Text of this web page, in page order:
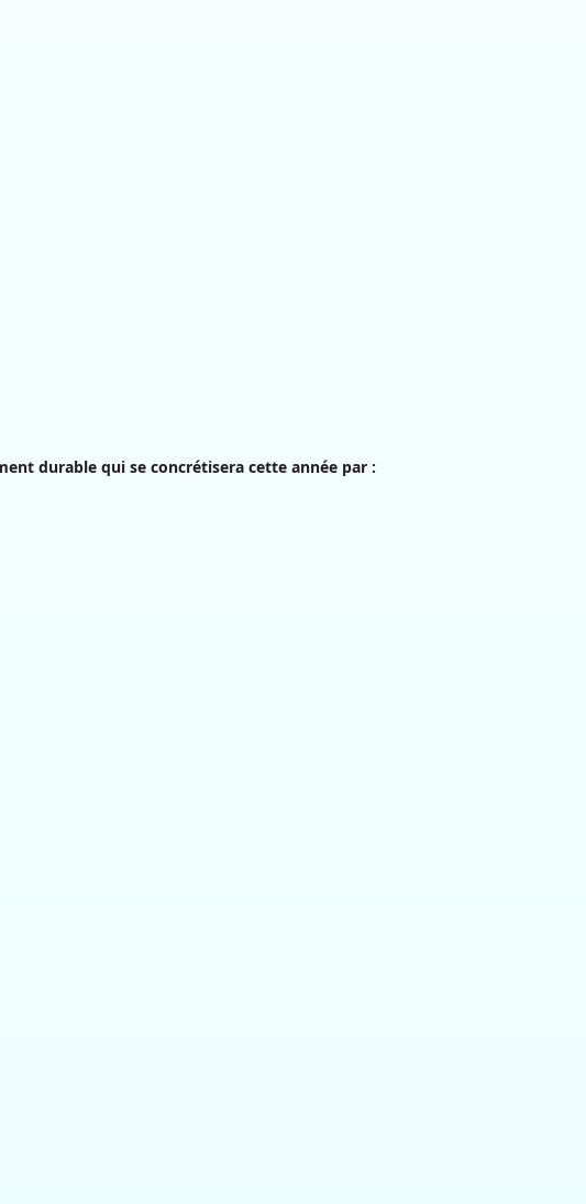
durable qui se concrétisera cette année par :